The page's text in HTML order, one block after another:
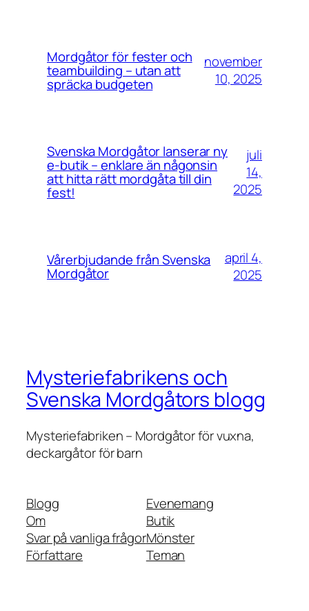
Mordgåtor för fester och
teambuilding – utan att
spräcka budgeten
november
10, 2025
Svenska Mordgåtor lanserar ny
e-butik – enklare än någonsin
att hitta rätt mordgåta till din
fest!
juli
14,
2025
Vårerbjudande från Svenska
Mordgåtor
april 4,
2025
Mysteriefabrikens och
Svenska Mordgåtors blogg
Mysteriefabriken – Mordgåtor för vuxna,
deckargåtor för barn
Blogg
Om
Svar på vanliga frågor
Författare
Evenemang
Butik
Mönster
Teman